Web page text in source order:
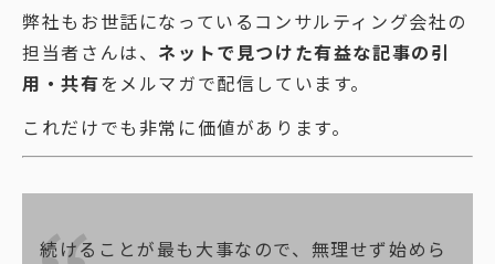
弊社もお世話になっているコンサルティング会社の
担当者さんは、 ネットで見つけた有益な記事の引
用・共有をメルマガで配信しています。
これだけでも非常に価値があります。
続けることが最も大事なので、無理せず始めら